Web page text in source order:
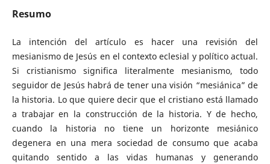
Resumo
La intención del artículo es hacer una revisión del
mesianismo de Jesús en el contexto eclesial y político actual.
Si cristianismo significa literalmente mesianismo, todo
seguidor de Jesús habrá de tener una visión “mesiánica” de
la historia. Lo que quiere decir que el cristiano está llamado
a trabajar en la construcción de la historia. Y de hecho,
cuando la historia no tiene un horizonte mesiánico
degenera en una mera sociedad de consumo que acaba
quitando sentido a las vidas humanas y generando